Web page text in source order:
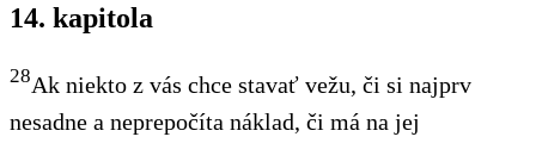
14. kapitola
28Ak niekto z vás chce stavať vežu, či si najprv
nesadne a neprepočíta náklad, či má na jej